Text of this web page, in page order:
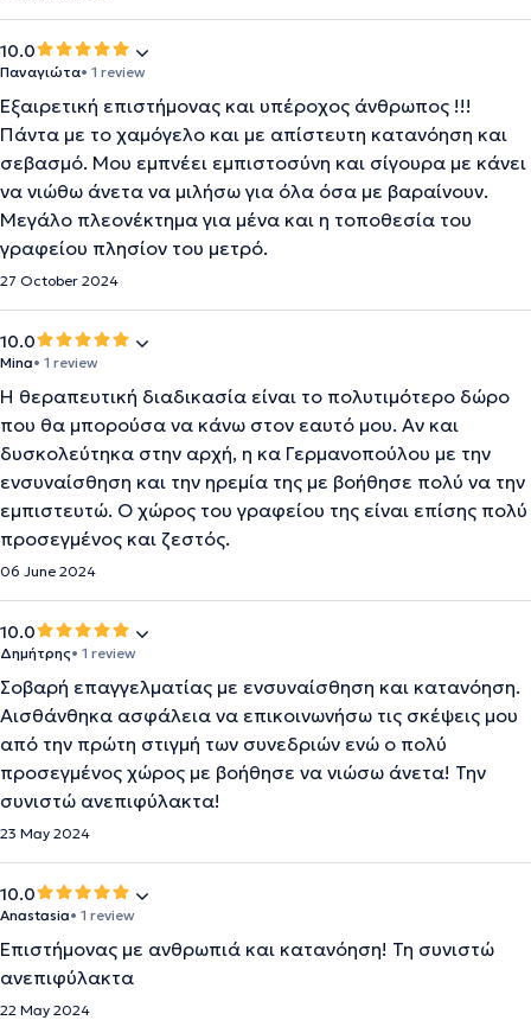
10.0
Παναγιώτα• 1 review
Εξαιρετική επιστήμονας και υπέροχος άνθρωπος !!!
Πάντα με το χαμόγελο και με απίστευτη κατανόηση και
σεβασμό. Μου εμπνέει εμπιστοσύνη και σίγουρα με κάνει
να νιώθω άνετα να μιλήσω για όλα όσα με βαραίνουν.
Μεγάλο πλεονέκτημα για μένα και η τοποθεσία του
γραφείου πλησίον του μετρό.
27 October 2024
10.0
Mina• 1 review
Η θεραπευτική διαδικασία είναι το πολυτιμότερο δώρο
που θα μπορούσα να κάνω στον εαυτό μου. Αν και
δυσκολεύτηκα στην αρχή, η κα Γερμανοπούλου με την
ενσυναίσθηση και την ηρεμία της με βοήθησε πολύ να την
εμπιστευτώ. Ο χώρος του γραφείου της είναι επίσης πολύ
προσεγμένος και ζεστός.
06 June 2024
10.0
Δημήτρης• 1 review
Σοβαρή επαγγελματίας με ενσυναίσθηση και κατανόηση.
Αισθάνθηκα ασφάλεια να επικοινωνήσω τις σκέψεις μου
από την πρώτη στιγμή των συνεδριών ενώ ο πολύ
προσεγμένος χώρος με βοήθησε να νιώσω άνετα! Την
συνιστώ ανεπιφύλακτα!
23 May 2024
10.0
Anastasia• 1 review
Επιστήμονας με ανθρωπιά και κατανόηση! Τη συνιστώ
ανεπιφύλακτα
22 May 2024